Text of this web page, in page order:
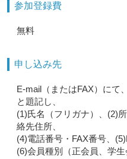
参加登録費
無料
申し込み先
E-mail（またはFAX）にて
と題記し、
(1)氏名（フリガナ）、(2)
絡先住所、
(4)電話番号・FAX番号、
(6)会員種別（正会員、学生